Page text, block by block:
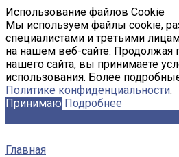
Использование файлов Cookie
Мы используем файлы cookie,
специалистами и третьими
на нашем веб-сайте. Продолжая
нашего сайта, вы принимаете
использования. Более
Политике конфиденциальности.
Принимаю Подробнее
Главная